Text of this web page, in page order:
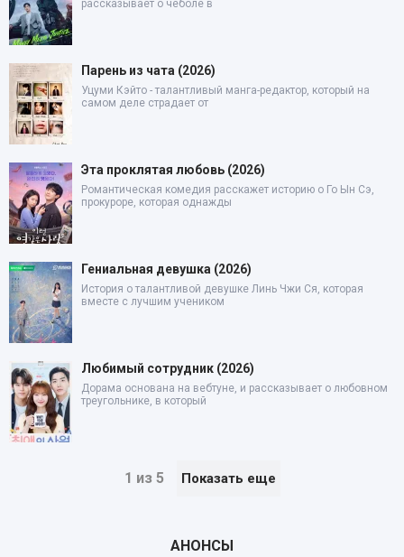
рассказывает о чеболе в
Парень из чата (2026)
Уцуми Кэйто - талантливый манга-редактор, который на
самом деле страдает от
Эта проклятая любовь (2026)
Романтическая комедия расскажет историю о Го Ын Сэ,
прокуроре, которая однажды
Гениальная девушка (2026)
История о талантливой девушке Линь Чжи Ся, которая
вместе с лучшим учеником
Любимый сотрудник (2026)
Дорама основана на вебтуне, и рассказывает о любовном
треугольнике, в который
1 из 5 Показать еще
АНОНСЫ